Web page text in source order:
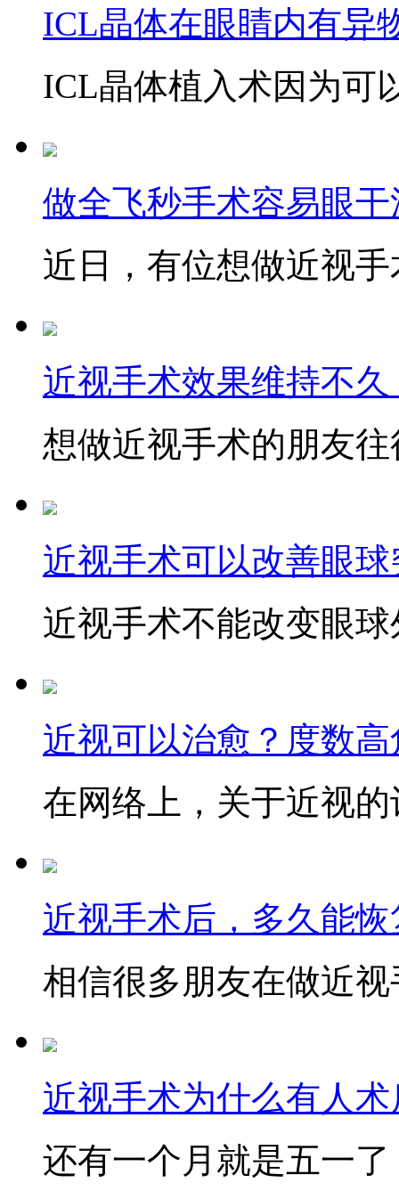
ICL晶体在眼睛内有异
ICL晶体植入术因为可
做全飞秒手术容易眼
近日，有位想做近视
近视手术效果维持不
想做近视手术的朋友
近视手术可以改善眼
近视手术不能改变眼
近视可以治愈？度数
在网络上，关于近视
近视手术后，多久能
相信很多朋友在做近
近视手术为什么有人
还有一个月就是五一